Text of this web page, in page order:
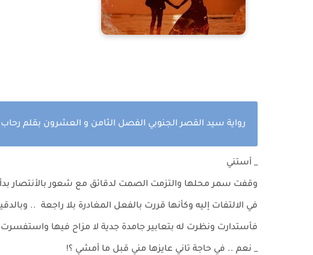
رواية سيد القصر الجنوبي الفصل الثامن و العشرون بقلم
_ أستني
وقفت سمر محلها والتزمت الصمت لدقائق مع شعور بالأنتصار
في الالتفات إليه وكأنها قررت بالفعل المغادرة بلا راجعة ..
فأستدارت ونظرت له بتعابير جامدة جدية لا مزاح فيها
_ نعم .. في حاجة تاني عايزها مني قبل ما أمشي ؟!